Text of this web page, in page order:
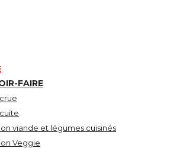
FAIRE
viande et légumes cuisinés
Veggie